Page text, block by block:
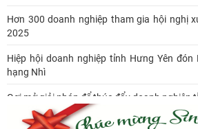
Hơn 300 doanh nghiệp tham gia hội nghị
2025
Hiệp hội doanh nghiệp tỉnh Hưng Yên
hạng Nhì
Gợi mở giải pháp để thúc đẩy doanh nghiệp
Ông Đỗ Văn Vẻ là Chủ tịch Hiệp hội Doanh